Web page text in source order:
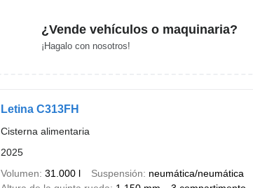
¿Vende vehículos o maquinaria?
¡Hagalo con nosotros!
Letina C313FH
Cisterna alimentaria
2025
Volumen 31.000 l Suspensión neumática/neumática